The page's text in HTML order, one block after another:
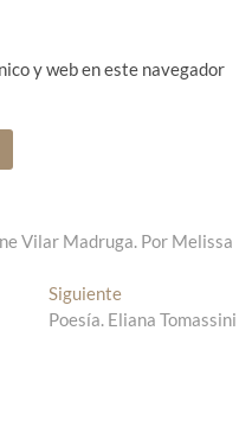
y web en este navegador
Vilar Madruga. Por Melissa
SiguienteE
n
Poesía. Eliana Tomassini